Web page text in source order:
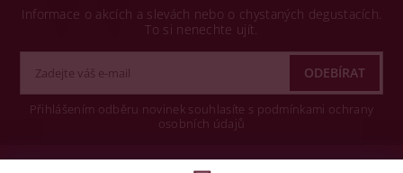
Informace o akcích a slevách nebo o chystaných degustacích.
To si nenechte ujít.
Přihlášením odběru novinek souhlasíte s podmínkami ochrany
osobních údajů